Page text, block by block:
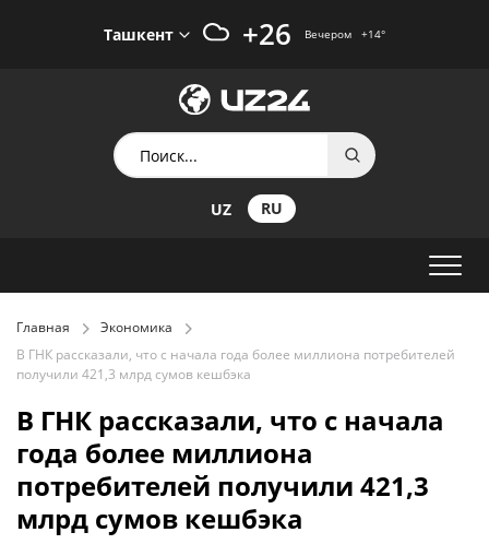
Ташкент +26 Вечером +14°
UZ RU
Главная
Экономика
В ГНК рассказали, что с начала года более миллиона потребителей
получили 421,3 млрд сумов кешбэка
В ГНК рассказали, что с начала
года более миллиона
потребителей получили 421,3
млрд сумов кешбэка